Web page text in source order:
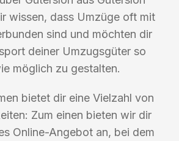
wissen, dass Umzüge oft mit
sind und möchten dir
deiner Umzugsgüter so
möglich zu gestalten.
bietet dir eine Vielzahl von
Zum einen bieten wir dir
Online-Angebot an, bei dem